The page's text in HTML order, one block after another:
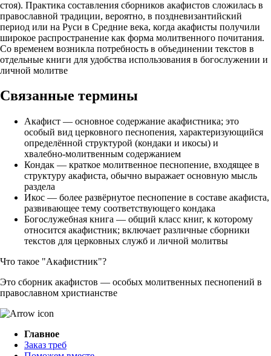
стоя). Практика составления сборников акафистов сложилась в
православной традиции, вероятно, в поздневизантийский
период или на Руси в Средние века, когда акафисты получили
широкое распространение как форма молитвенного почитания.
Со временем возникла потребность в объединении текстов в
отдельные книги для удобства использования в богослужении и
личной молитве
Связанные термины
Акафист — основное содержание акафистника; это
особый вид церковного песнопения, характеризующийся
определённой структурой (кондаки и икосы) и
хвалебно‑молитвенным содержанием
Кондак — краткое молитвенное песнопение, входящее в
структуру акафиста, обычно выражает основную мысль
раздела
Икос — более развёрнутое песнопение в составе акафиста,
развивающее тему соответствующего кондака
Богослужебная книга — общий класс книг, к которому
относится акафистник; включает различные сборники
текстов для церковных служб и личной молитвы
Что такое "Акафистник"?
Это сборник акафистов — особых молитвенных песнопений в
православном христианстве
Главное
Заказ треб